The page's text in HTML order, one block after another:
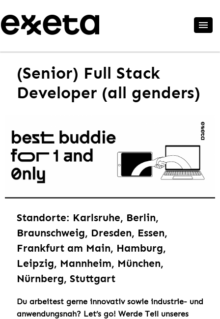
(Senior) Full Stack
Developer (all genders)
Standorte: Karlsruhe, Berlin,
Braunschweig, Dresden, Essen,
Frankfurt am Main, Hamburg,
Leipzig, Mannheim, München,
Nürnberg, Stuttgart
Du arbeitest gerne innovativ sowie industrie- und
anwendungsnah? Let’s go! Werde Teil unseres